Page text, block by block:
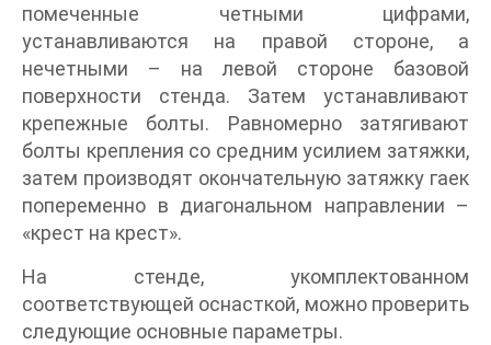
помеченные четными цифрами,
устанавливаются на правой стороне, а
нечетными – на левой стороне базовой
поверхности стенда. Затем устанавливают
крепежные болты. Равномерно затягивают
болты крепления со средним усилием затяжки,
затем производят окончательную затяжку гаек
попеременно в диагональном направлении –
«крест на крест».
На стенде, укомплектованном
соответствующей оснасткой, можно проверить
следующие основные параметры.